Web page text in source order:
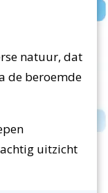
natuur, dat
de beroemde
uitzicht